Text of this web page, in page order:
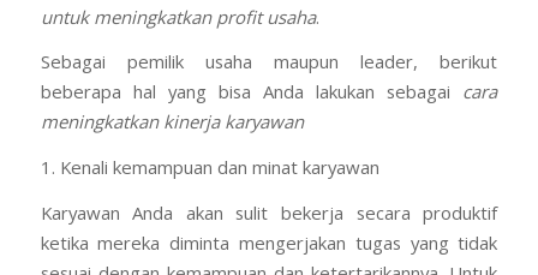
untuk meningkatkan profit usaha.
Sebagai pemilik usaha maupun leader, berikut
beberapa hal yang bisa Anda lakukan sebagai cara
meningkatkan kinerja karyawan
1. Kenali kemampuan dan minat karyawan
Karyawan Anda akan sulit bekerja secara produktif
ketika mereka diminta mengerjakan tugas yang tidak